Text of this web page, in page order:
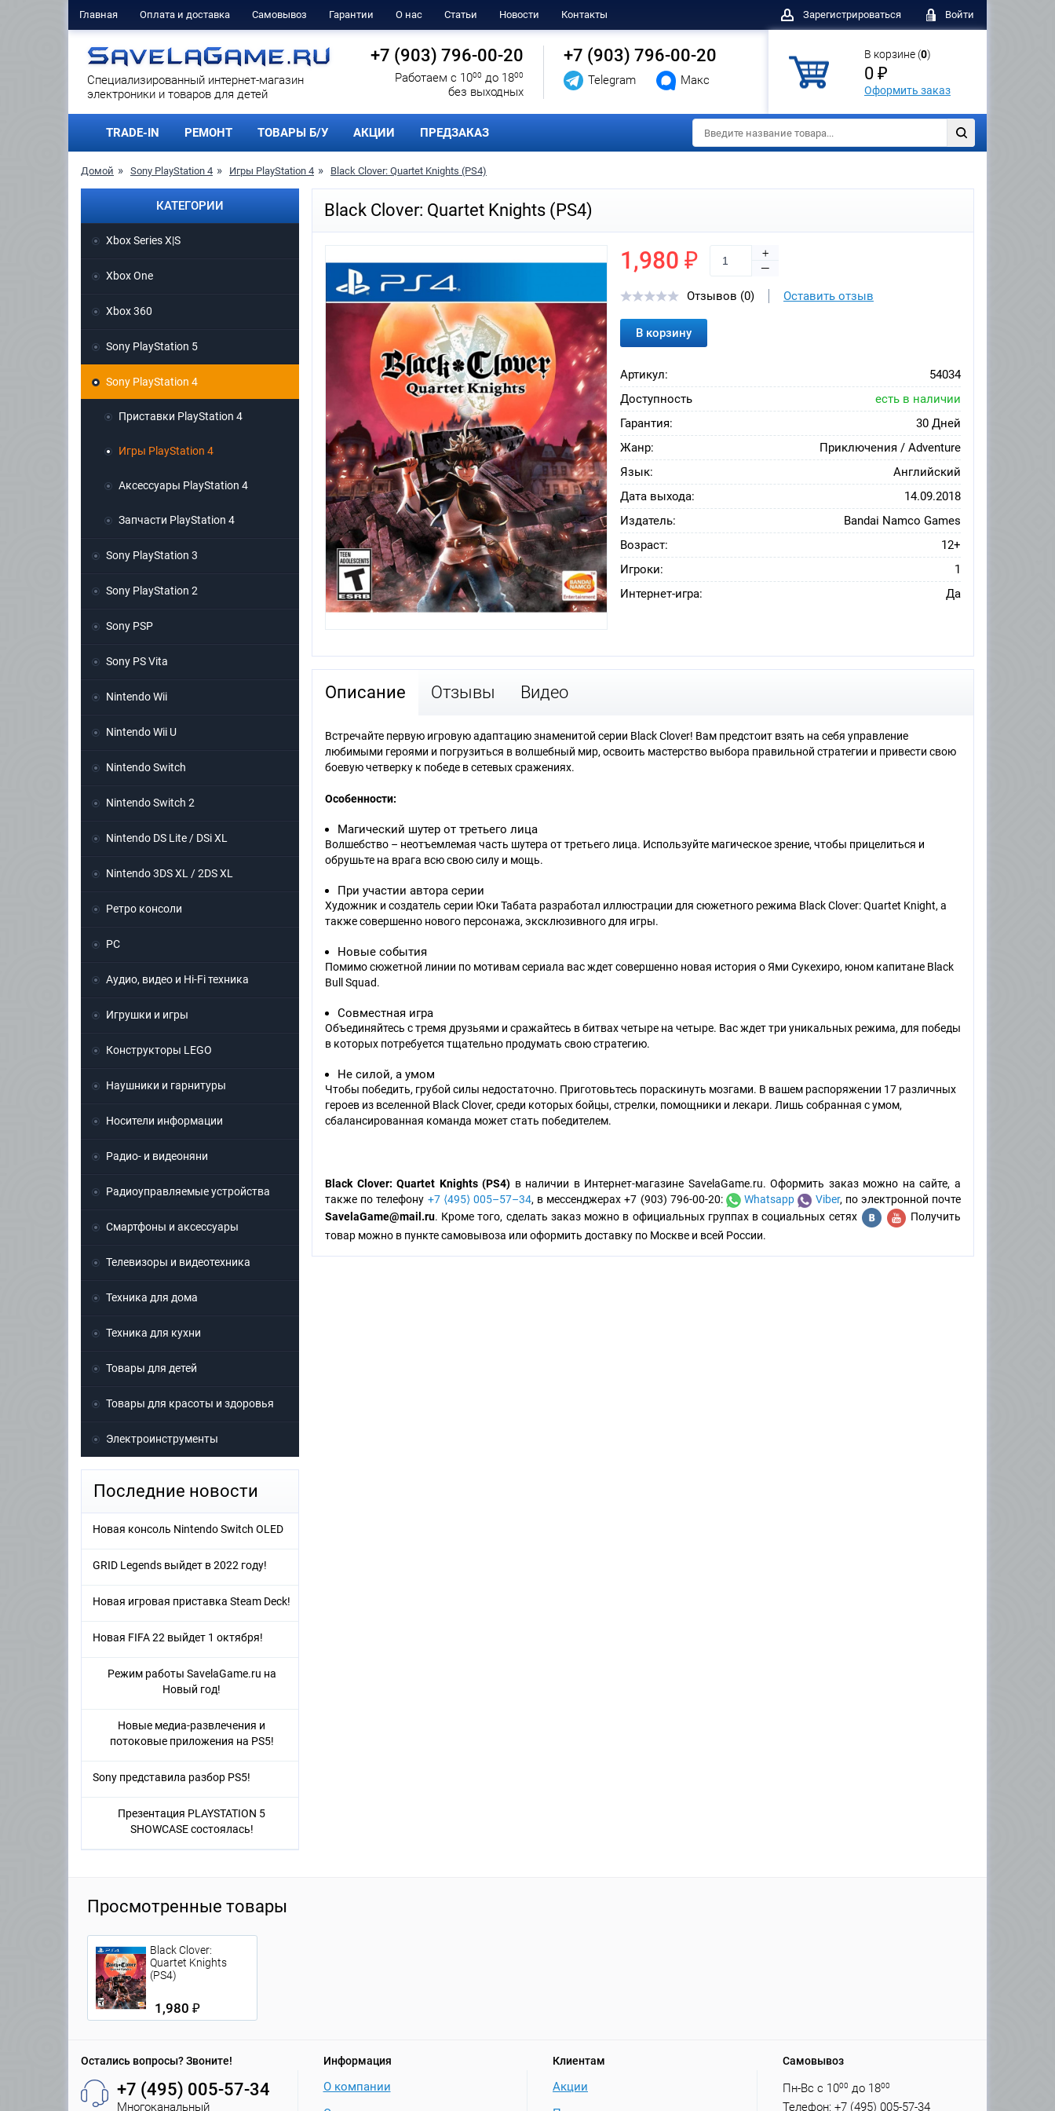
Главная Оплата и доставка Самовывоз Гарантии О нас Статьи Новости Контакты Зарегистрироваться Войти
Cпециализированный интернет-магазин
электроники и товаров для детей
+7 (903) 796-00-20
Работаем с 1000 до 1800
без выходных
+7 (903) 796-00-20
Telegram Макс
В корзине (0)
0 ₽
Оформить заказ
TRADE-IN РЕМОНТ ТОВАРЫ Б/У АКЦИИ ПРЕДЗАКАЗ
Домой Sony PlayStation 4 Игры PlayStation 4 Black Clover: Quartet Knights (PS4)
Black Clover: Quartet Knights (PS4)
1,980 ₽
+
—
Отзывов (0)
Оставить отзыв
В корзину
Артикул:
54034
Доступность
есть в наличии
Гарантия:
30 Дней
Жанр:
Приключения / Adventure
Язык:
Английский
Дата выхода:
14.09.2018
Издатель:
Bandai Namco Games
Возраст:
12+
Игроки:
1
Интернет-игра:
Да
Описание Отзывы Видео
Встречайте первую игровую адаптацию знаменитой серии Black Clover! Вам предстоит взять на себя управление
любимыми героями и погрузиться в волшебный мир, освоить мастерство выбора правильной стратегии и привести свою
боевую четверку к победе в сетевых сражениях.
Особенности:
Магический шутер от третьего лица
Волшебство – неотъемлемая часть шутера от третьего лица. Используйте магическое зрение, чтобы прицелиться и
обрушьте на врага всю свою силу и мощь.
При участии автора серии
Художник и создатель серии Юки Табата разработал иллюстрации для сюжетного режима Black Clover: Quartet Knight, а
также совершенно нового персонажа, эксклюзивного для игры.
Новые события
Помимо сюжетной линии по мотивам сериала вас ждет совершенно новая история о Ями Сукехиро, юном капитане Black
Bull Squad.
Совместная игра
Объединяйтесь с тремя друзьями и сражайтесь в битвах четыре на четыре. Вас ждет три уникальных режима, для победы
в которых потребуется тщательно продумать свою стратегию.
Не силой, а умом
Чтобы победить, грубой силы недостаточно. Приготовьтесь пораскинуть мозгами. В вашем распоряжении 17 различных
героев из вселенной Black Clover, среди которых бойцы, стрелки, помощники и лекари. Лишь собранная с умом,
сбалансированная команда может стать победителем.
Black Clover: Quartet Knights (PS4) в наличии в Интернет-магазине SavelaGame.ru. Оформить заказ можно на сайте, а
также по телефону +7 ⟨495⟩ 005–57–34, в мессенджерах +7 (903) 796-00-20: Whatsapp Viber, по электронной почте
SavelaGame@mail.ru. Кроме того, сделать заказ можно в официальных группах в социальных сетях
Получить
товар можно в пункте самовывоза или оформить доставку по Москве и всей России.
КАТЕГОРИИ
Xbox Series X|S
Xbox One
Xbox 360
Sony PlayStation 5
Sony PlayStation 4
Приставки PlayStation 4
Игры PlayStation 4
Аксессуары PlayStation 4
Запчасти PlayStation 4
Sony PlayStation 3
Sony PlayStation 2
Sony PSP
Sony PS Vita
Nintendo Wii
Nintendo Wii U
Nintendo Switch
Nintendo Switch 2
Nintendo DS Lite / DSi XL
Nintendo 3DS XL / 2DS XL
Ретро консоли
PC
Аудио, видео и Hi-Fi техника
Игрушки и игры
Конструкторы LEGO
Наушники и гарнитуры
Носители информации
Радио- и видеоняни
Радиоуправляемые устройства
Смартфоны и аксессуары
Телевизоры и видеотехника
Техника для дома
Техника для кухни
Товары для детей
Товары для красоты и здоровья
Электроинструменты
Последние новости
Новая консоль Nintendo Switch OLED
GRID Legends выйдет в 2022 году!
Новая игровая приставка Steam Deck!
Новая FIFA 22 выйдет 1 октября!
Режим работы SavelaGame.ru на
Новый год!
Новые медиа-развлечения и
потоковые приложения на PS5!
Sony представила разбор PS5!
Презентация PLAYSTATION 5
SHOWCASE состоялась!
Просмотренные товары
Black Clover:
Quartet Knights
(PS4)
1,980 ₽
Остались вопросы? Звоните!
+7 (495) 005-57-34
Многоканальный
Информация
О компании
Клиентам
Акции
Самовывоз
Пн-Вс с 1000 до 1800
Телефон: +7 (495) 005-57-34